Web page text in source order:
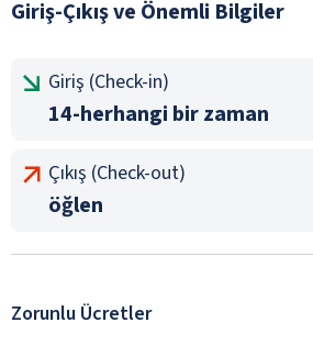
Giriş-Çıkış ve Önemli Bilgiler
Giriş (Check-in)
14-herhangi bir zaman
Çıkış (Check-out)
öğlen
Zorunlu Ücretler